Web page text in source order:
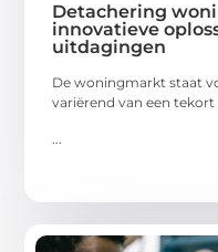
Detachering
innovatieve
uitdagingen
De woningmarkt staat
variërend van een